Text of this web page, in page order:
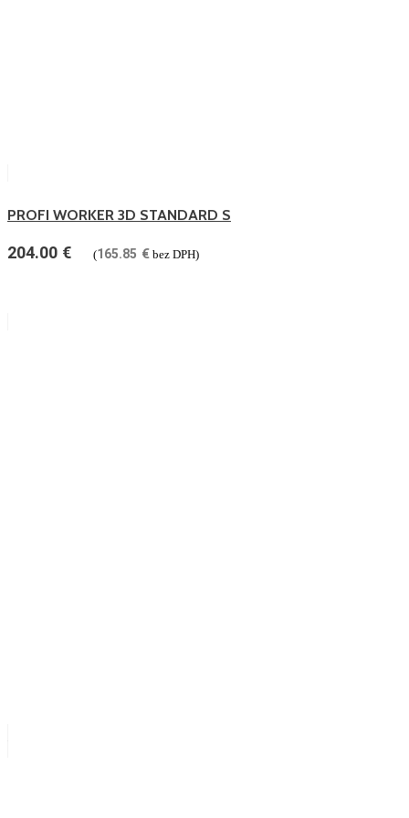
PROFI WORKER 3D STANDARD S
204.00 € (165.85 € bez DPH)